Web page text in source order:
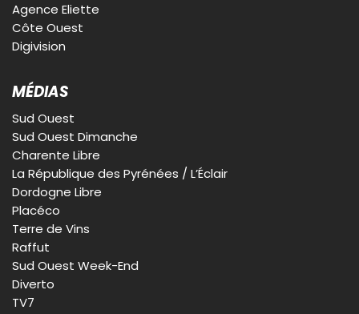
Agence Eliette
Côte Ouest
Digivision
MÉDIAS
Sud Ouest
Sud Ouest Dimanche
Charente Libre
La République des Pyrénées / L’Éclair
Dordogne Libre
Placéco
Terre de Vins
Raffut
Sud Ouest Week-End
Diverto
TV7